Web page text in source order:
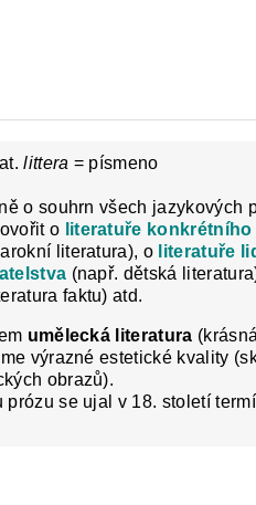
ŠKOLY
littera = písmeno
o souhrn všech jazykových
o literatuře
literatura), o literatuře
(např. dětská
faktu) atd.
umělecká literatura
výrazné estetické kvality
obrazů).
prózu se ujal v 18. století